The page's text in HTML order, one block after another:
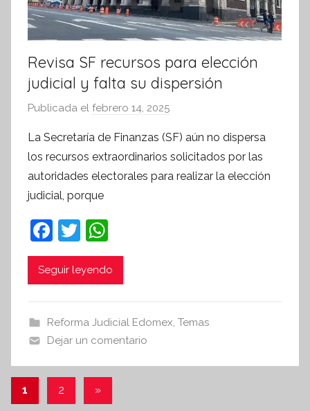
Revisa SF recursos para elección
judicial y falta su dispersión
Publicada el febrero 14, 2025
r
S
í
n
La Secretaría de Finanzas (SF) aún no dispersa
los recursos extraordinarios solicitados por las
autoridades electorales para realizar la elección
judicial, porque
F
a
c
b
o
o
k
T
w
itt
h
at
A
p
p
Seguir leyendo
Reforma Judicial Edomex Temas
Dejar un comentario
Paginación
1 2
Entradas
»